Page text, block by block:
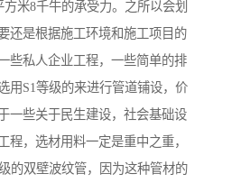
米8千牛的承受力。之所以会划
还是根据施工环境和施工项目的
些私人企业工程，一些简单的排
用S1等级的来进行管道铺设，价
一些关于民生建设，社会基础设
程，选材用料一定是重中之重，
的双壁波纹管，因为这种管材的